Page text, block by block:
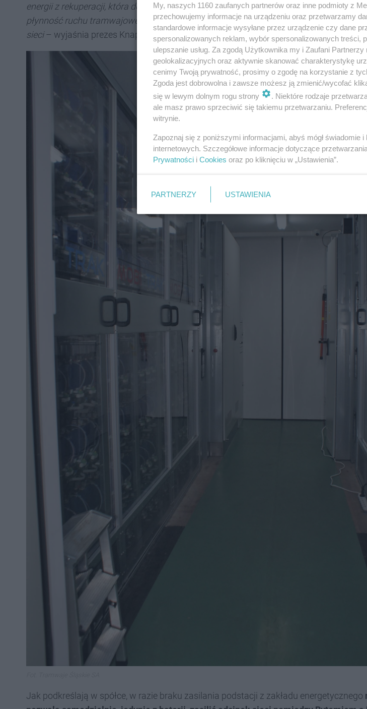
energii z rekuperacji, która dotąd często nie mogła być wykorzystana, a jednocześnie
płynność ruchu tramwajowego, minimalizując zagrożenie powodowane przez zbyt
sieci– wyjaśnia prezes Knapik.
Jak podkreślają w spółce, w razie braku zasilania podstacji z zakładu energetycznego
My, naszych 1160 zaufanych partnerów oraz inne podmioty z
przechowujemy informacje na urządzeniu oraz przetwarzamy
standardowe informacje wysyłane przez urządzenie czy dane
spersonalizowanych reklam, wybór spersonalizowanych treści,
ulepszanie usług. Za zgodą Użytkownika my i Zaufani
geolokalizacyjnych oraz aktywnie skanować charakterystykę
cenimy Twoją prywatność, prosimy o zgodę na korzystanie z
Zgoda jest dobrowolna i zawsze możesz ją zmienić/wycofać
się w lewym dolnym rogu strony
. Niektóre rodzaje
ale masz prawo sprzeciwić się takiemu przetwarzaniu.
witrynie.
Zapoznaj się z poniższymi informacjami, abyś mógł
internetowych. Szczegółowe informacje dotyczące
Prywatności i Cookies oraz po kliknięciu w „Ustawienia”.
PARTNERZY USTAWIENIA